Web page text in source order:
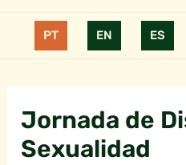
PT EN ES
Jornada de
Sexualidad